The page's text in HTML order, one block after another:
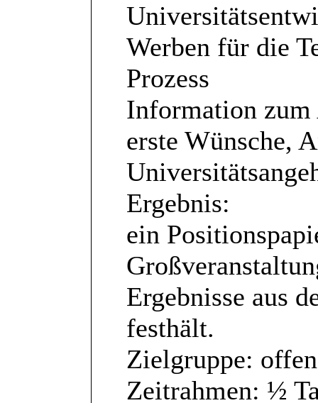
Werben für die
Prozess
Information zum
erste Wünsche,
Ergebnis:
ein
Ergebnisse aus
festhält.
Zielgruppe:
Zeitrahmen: ½